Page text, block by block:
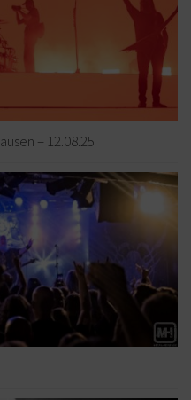
– 12.08.25